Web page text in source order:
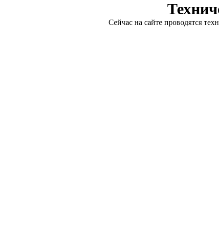
Сейчас на сайте проводятся